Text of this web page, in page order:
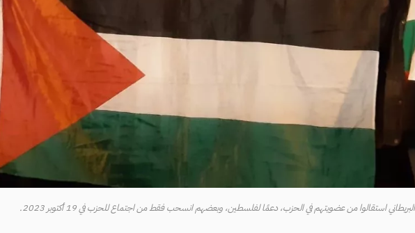
استقالوا من عضويتهم في الحزب، دعمًا لفلسطين، وبعضهم انسحب فقط من اجتماع للحزب في 19 أكتوبر 2023.